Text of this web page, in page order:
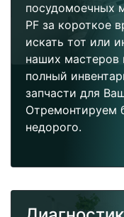
посудомоечных
PF за короткое
искать тот или
наших мастеров
полный
запчасти для
Отремонтируем
недорого.